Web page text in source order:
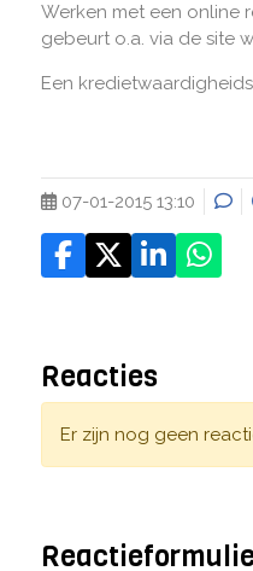
Werken met een online
gebeurt o.a. via de site
Een
07-01-2015 13:10
Reacties
Er zijn nog geen